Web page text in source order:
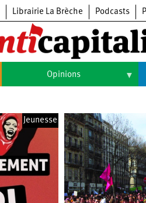
Librairie La Brèche Podcasts
Opinions
Histoire
Jeunesse